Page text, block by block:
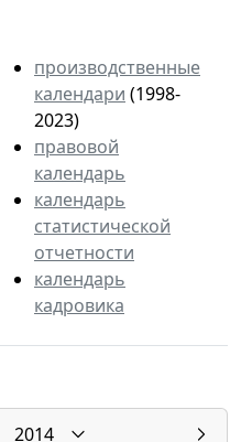
производственные
календари (1998-
2023)
правовой
календарь
календарь
статистической
отчетности
календарь
кадровика
2014